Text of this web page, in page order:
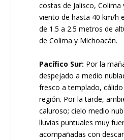
costas de Jalisco, Colima
viento de hasta 40 km/h
de 1.5 a 2.5 metros de
de Colima y Michoacán.
Pacífico Sur: Por la
despejado a medio
fresco a templado,
región. Por la tarde,
caluroso; cielo medio
lluvias puntuales muy
acompañadas con